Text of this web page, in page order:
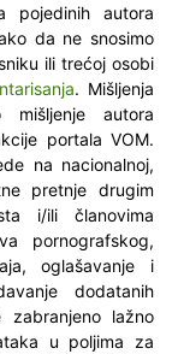
pojedinih autora
da ne snosimo
ili trećoj osobi
. Mišljenja
autora
portala VOM.
na nacionalnoj,
pretnje drugim
i/ili članovima
pornografskog,
oglašavanje i
dodatanih
lažno
u poljima za